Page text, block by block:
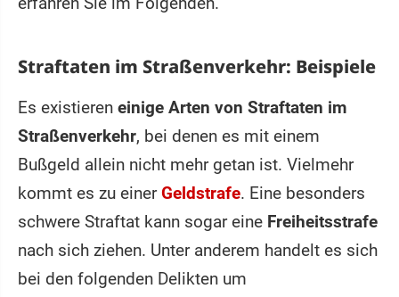
Straftaten im Straßenverkehr: Beispiele
Es existieren einige Arten von Straftaten im
Straßenverkehr, bei denen es mit einem
Bußgeld allein nicht mehr getan ist. Vielmehr
kommt es zu einerGeldstrafe. Eine besonders
schwere Straftat kann sogar eine Freiheitsstrafe
nach sich ziehen. Unter anderem handelt es sich
bei den folgenden Delikten um